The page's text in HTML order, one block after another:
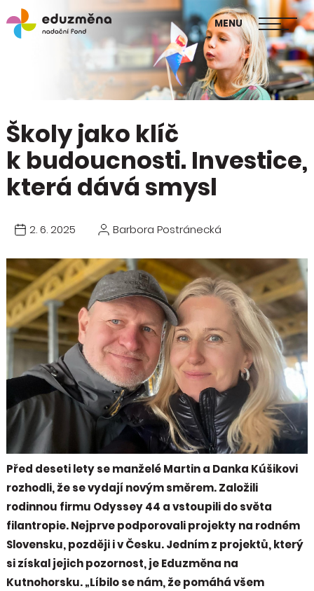
MENU
škol
Publikace Mapa změny
Školy jako klíč
k budoucnosti. Investice,
která dává smysl
2. 6. 2025 Barbora Postránecká
Před deseti lety se manželé Martin a Danka Kúšikovi
rozhodli, že se vydají novým směrem. Založili
rodinnou firmu Odyssey 44 a vstoupili do světa
filantropie. Nejprve podporovali projekty na rodném
Slovensku, později i v Česku. Jedním z projektů, který
si získal jejich pozornost, je Eduzměna na
Kutnohorsku. „Líbilo se nám, že pomáhá všem